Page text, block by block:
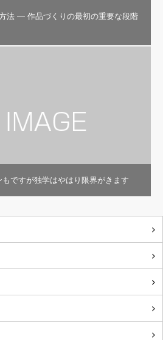
法 — 作品づくりの最初の重要な段階
ですが独学はやはり限界がきます